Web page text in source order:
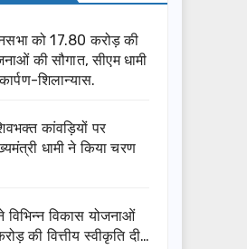
को 17.80 करोड़ की
की सौगात, सीएम धामी
शिलान्यास.
कांवड़ियों पर
धामी ने किया चरण
विभिन्न विकास योजनाओं
की वित्तीय स्वीकृति दी…